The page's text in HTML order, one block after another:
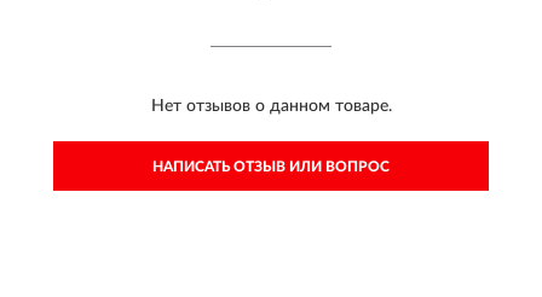
Нет отзывов о данном товаре.
НАПИСАТЬ ОТЗЫВ ИЛИ ВОПРОС